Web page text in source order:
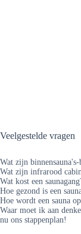
Veelgestelde vragen
Wat zijn binnensauna's-
Wat zijn infrarood
Wat kost een
Hoe gezond is een
Hoe wordt een sauna
Waar moet ik aan
nu ons stappenplan!